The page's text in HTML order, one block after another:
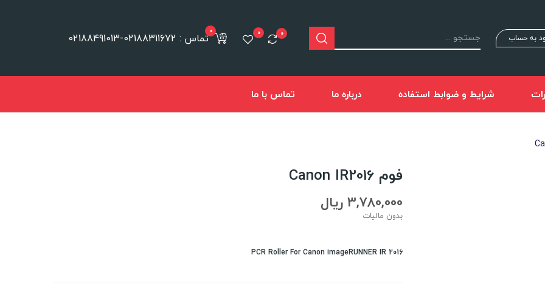
به حساب 0
0 تماس : 02188311672-021884910130
شرایط و ضوابط استفاده درباره ما تماس با ما
فوم Canon IR2016
3,780,000 ریال
بدون مالیات
PCR Roller For Canon imageRUNNER IR 2016